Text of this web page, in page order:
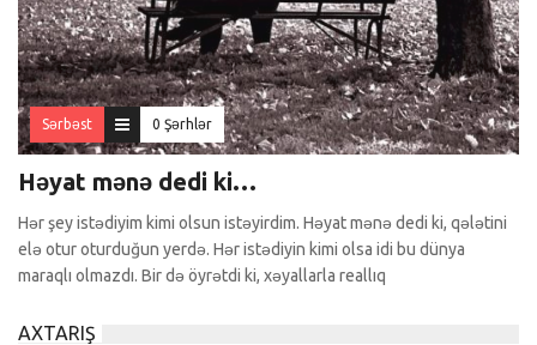
Sərbəst 0 Şərhlər
Həyat mənə dedi ki…
Hər şey istədiyim kimi olsun istəyirdim. Həyat mənə dedi ki, qələtini
elə otur oturduğun yerdə. Hər istədiyin kimi olsa idi bu dünya
maraqlı olmazdı. Bir də öyrətdi ki, xəyallarla reallıq
AXTARIŞ